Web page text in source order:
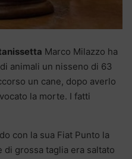
Marco Milazzo ha
animali un nisseno di 63
un cane, dopo averlo
la morte. I fatti
con la sua Fiat Punto la
di grossa taglia era saltato